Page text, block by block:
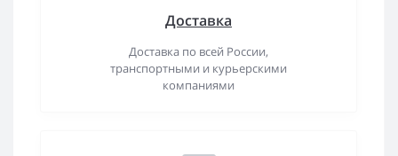
Доставка
Доставка по всей России,
транспортными и курьерскими
компаниями